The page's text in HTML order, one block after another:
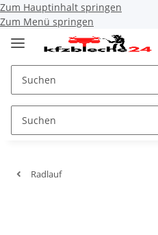
Zum Hauptinhalt springen
Zum Menü springen
Radlauf